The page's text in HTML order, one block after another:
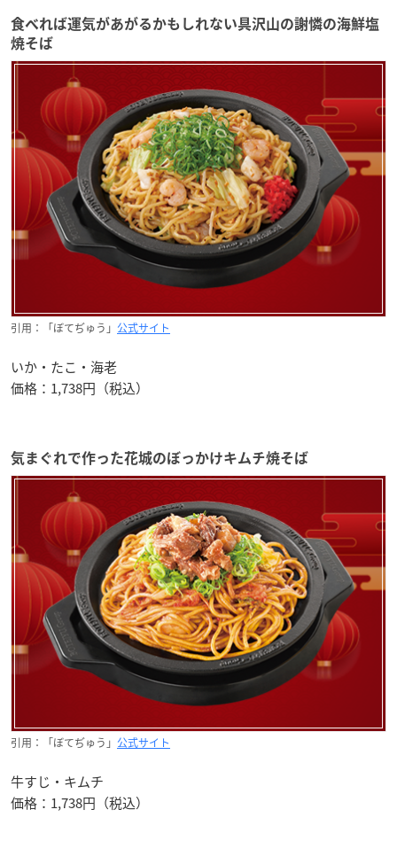
食べれば運気があがるかもしれない具沢山の謝憐の海鮮塩
焼そば
引用：「ぼてぢゅう」 公式サイト
いか・たこ・海老
価格：1,738円（税込）
気まぐれで作った花城のぼっかけキムチ焼そば
引用：「ぼてぢゅう」 公式サイト
牛すじ・キムチ
価格：1,738円（税込）